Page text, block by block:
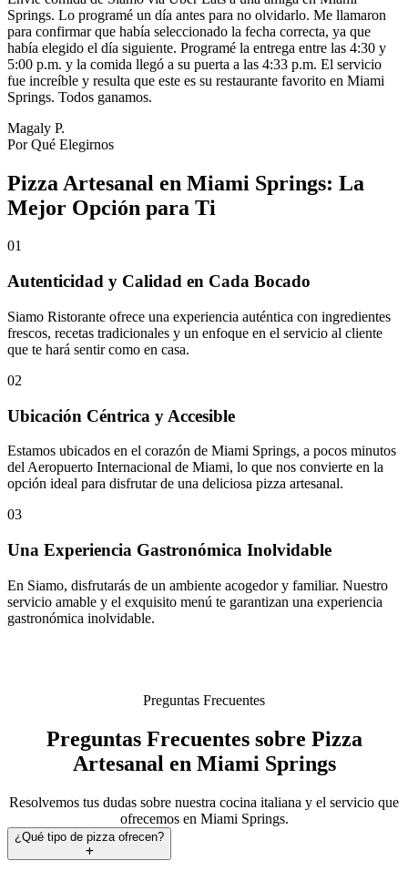
Springs. Lo programé un día antes para no olvidarlo. Me llamaron
para confirmar que había seleccionado la fecha correcta, ya que
había elegido el día siguiente. Programé la entrega entre las 4:30 y
5:00 p.m. y la comida llegó a su puerta a las 4:33 p.m. El servicio
fue increíble y resulta que este es su restaurante favorito en Miami
Springs. Todos ganamos.
Magaly P.
Por Qué Elegirnos
Pizza Artesanal en Miami Springs: La
Mejor Opción para Ti
01
Autenticidad y Calidad en Cada Bocado
Siamo Ristorante ofrece una experiencia auténtica con ingredientes
frescos, recetas tradicionales y un enfoque en el servicio al cliente
que te hará sentir como en casa.
02
Ubicación Céntrica y Accesible
Estamos ubicados en el corazón de Miami Springs, a pocos minutos
del Aeropuerto Internacional de Miami, lo que nos convierte en la
opción ideal para disfrutar de una deliciosa pizza artesanal.
03
Una Experiencia Gastronómica Inolvidable
En Siamo, disfrutarás de un ambiente acogedor y familiar. Nuestro
servicio amable y el exquisito menú te garantizan una experiencia
gastronómica inolvidable.
Preguntas Frecuentes
Preguntas Frecuentes sobre Pizza
Artesanal en Miami Springs
Resolvemos tus dudas sobre nuestra cocina italiana y el servicio que
ofrecemos en Miami Springs.
¿Qué tipo de pizza ofrecen?